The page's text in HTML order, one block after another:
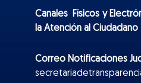
Canales Físicos yElectr
la Atención al Ciudadano
Correo Notificaciones